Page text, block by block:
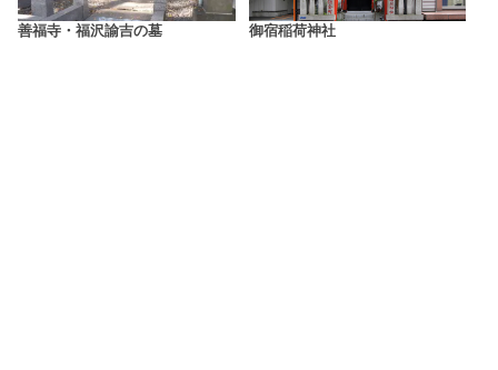
善福寺・福沢諭吉の墓 御宿稲荷神社